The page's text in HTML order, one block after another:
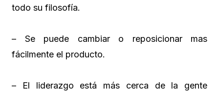
todo su filosofía.
– Se puede cambiar o reposicionar mas
fácilmente el producto.
– El liderazgo está más cerca de la gente